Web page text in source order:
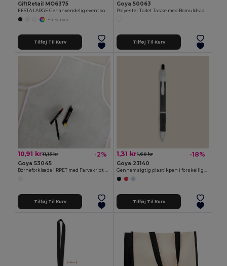
GiftRetail MO6375
FESTA LARGE Genanvendelig eventkop 300ml
+4 Farver
Tilføj Til Kurv
Goya 50063
Polyester Toilet Taske med Bomuldslook POLY
Tilføj Til Kurv
10,91 kr11,13 kr -2%
Goya 53045
Børneforklæde i RPET med Farvekridt Set COOKER
Tilføj Til Kurv
1,31 kr1,60 kr -18%
Goya 23140
Gennemsigtig plastikpen i forskellige farver TRANSLUCENT
Tilføj Til Kurv